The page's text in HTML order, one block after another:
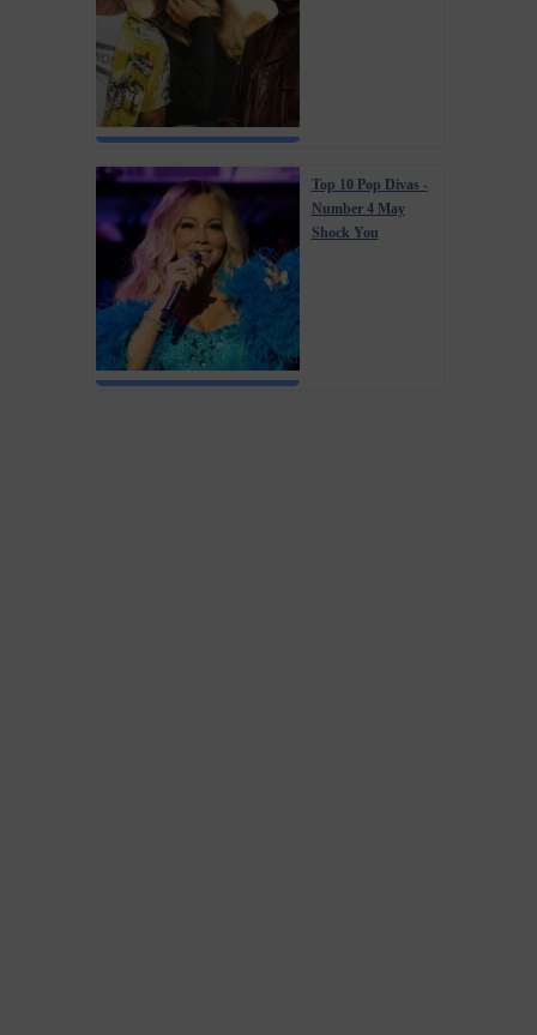
Top 10 Pop Divas -
Number 4 May
Shock You